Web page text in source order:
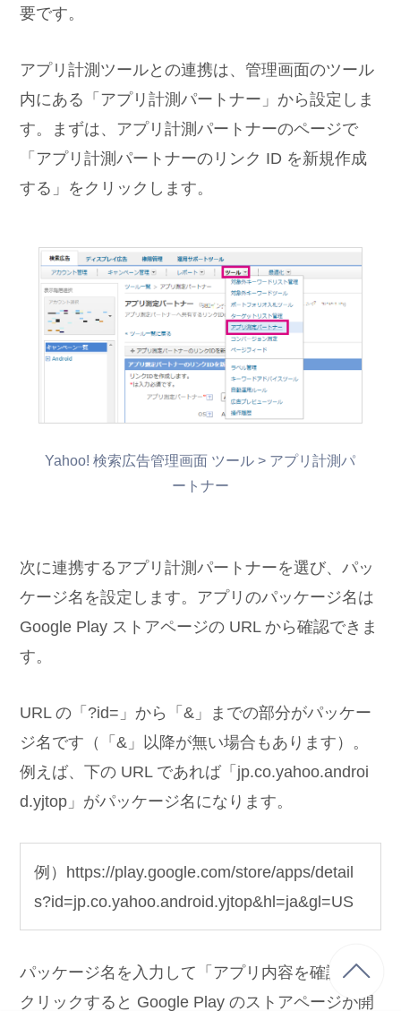
要です。
アプリ計測ツールとの連携は、管理画面のツール
内にある「アプリ計測パートナー」から設定しま
す。まずは、アプリ計測パートナーのページで
「アプリ計測パートナーのリンク ID を新規作成
する」をクリックします。
Yahoo! 検索広告管理画面 ツール > アプリ計測パ
ートナー
次に連携するアプリ計測パートナーを選び、パッ
ケージ名を設定します。アプリのパッケージ名は
Google Play ストアページの URL から確認できま
す。
URL の「?id=」から「&」までの部分がパッケー
ジ名です（「&」以降が無い場合もあります）。
例えば、下の URL であれば「jp.co.yahoo.androi
d.yjtop」がパッケージ名になります。
例）https://play.google.com/store/apps/detail
s?id=jp.co.yahoo.android.yjtop&hl=ja&gl=US
パッケージ名を入力して「アプリ内容を確認」を
クリックすると Google Play のストアページが開